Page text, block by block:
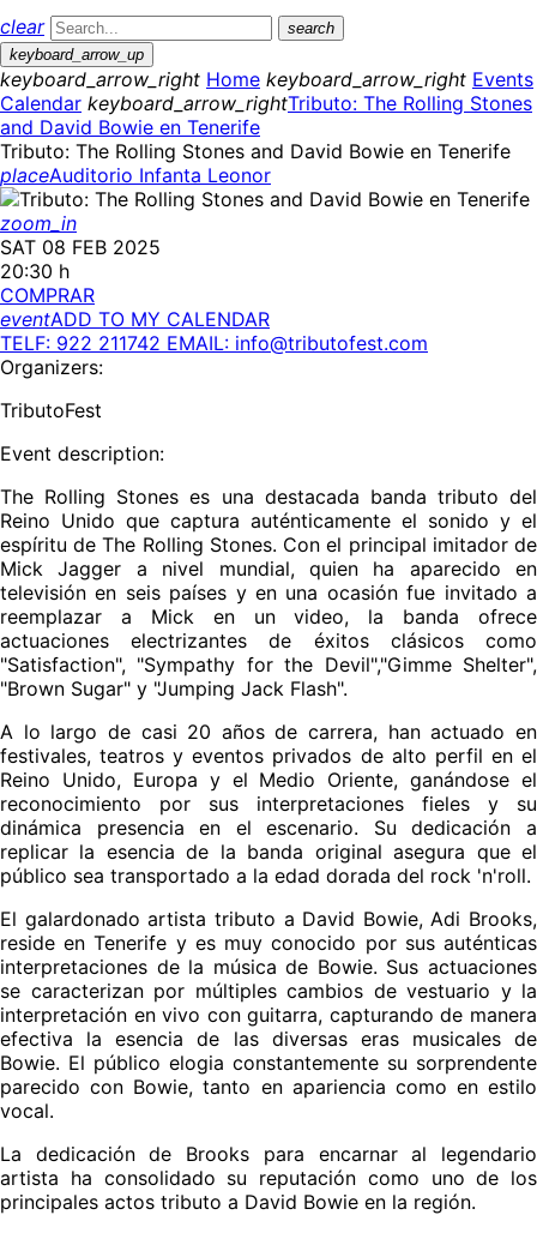
clear
search
keyboard_arrow_up
keyboard_arrow_right Home keyboard_arrow_right Events
Calendar keyboard_arrow_rightTributo: The Rolling Stones
and David Bowie en Tenerife
Tributo: The Rolling Stones and David Bowie en Tenerife
placeAuditorio Infanta Leonor
zoom_in
SAT 08 FEB 2025
20:30 h
COMPRAR
eventADD TO MY CALENDAR
TELF: 922 211742 EMAIL: info@tributofest.com
Organizers:
TributoFest
Event description:
The Rolling Stones es una destacada banda tributo del
Reino Unido que captura auténticamente el sonido y el
espíritu de The Rolling Stones. Con el principal imitador de
Mick Jagger a nivel mundial, quien ha aparecido en
televisión en seis países y en una ocasión fue invitado a
reemplazar a Mick en un video, la banda ofrece
actuaciones electrizantes de éxitos clásicos como
"Satisfaction", "Sympathy for the Devil","Gimme Shelter",
"Brown Sugar" y "Jumping Jack Flash".
A lo largo de casi 20 años de carrera, han actuado en
festivales, teatros y eventos privados de alto perfil en el
Reino Unido, Europa y el Medio Oriente, ganándose el
reconocimiento por sus interpretaciones fieles y su
dinámica presencia en el escenario. Su dedicación a
replicar la esencia de la banda original asegura que el
público sea transportado a la edad dorada del rock 'n'roll.
El galardonado artista tributo a David Bowie, Adi Brooks,
reside en Tenerife y es muy conocido por sus auténticas
interpretaciones de la música de Bowie. Sus actuaciones
se caracterizan por múltiples cambios de vestuario y la
interpretación en vivo con guitarra, capturando de manera
efectiva la esencia de las diversas eras musicales de
Bowie. El público elogia constantemente su sorprendente
parecido con Bowie, tanto en apariencia como en estilo
vocal.
La dedicación de Brooks para encarnar al legendario
artista ha consolidado su reputación como uno de los
principales actos tributo a David Bowie en la región.